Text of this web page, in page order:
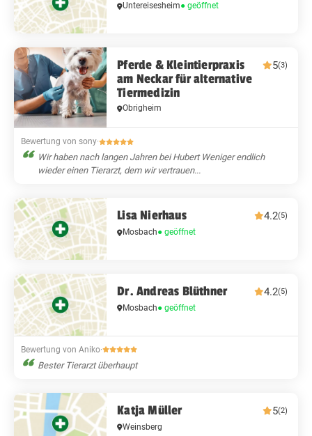
Untereisesheim● geöffnet
Pferde & Kleintierpraxis
am Neckar für alternative
Tiermedizin
5(3)
Obrigheim
Bewertung von sony·
Wir haben nach langen Jahren bei Hubert Weniger endlich
wieder einen Tierarzt, dem wir vertrauen...
Lisa Nierhaus 4.2(5)
Mosbach● geöffnet
Dr. Andreas Blüthner 4.2(5)
Mosbach● geöffnet
Bewertung von Aniko·
Bester Tierarzt überhaupt
Katja Müller 5(2)
Weinsberg